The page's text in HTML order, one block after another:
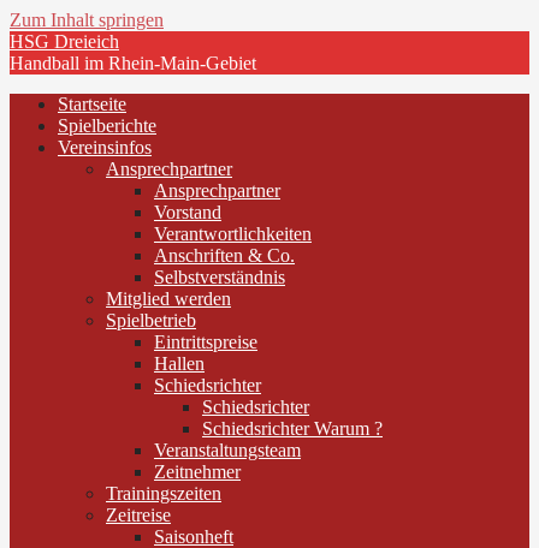
Zum Inhalt springen
HSG Dreieich
Handball im Rhein-Main-Gebiet
Startseite
Spielberichte
Vereinsinfos
Ansprechpartner
Ansprechpartner
Vorstand
Verantwortlichkeiten
Anschriften & Co.
Selbstverständnis
Mitglied werden
Spielbetrieb
Eintrittspreise
Hallen
Schiedsrichter
Schiedsrichter
Schiedsrichter Warum ?
Veranstaltungsteam
Zeitnehmer
Trainingszeiten
Zeitreise
Saisonheft